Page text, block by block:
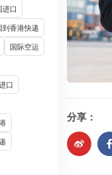
进口
到香港快递
国际空运
口
分享：